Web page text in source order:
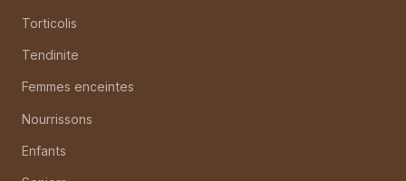
Torticolis
Tendinite
Femmes enceintes
Nourrissons
Enfants